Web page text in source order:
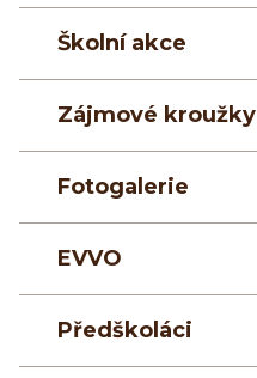
Školní akce
Zájmové kroužky
Fotogalerie
EVVO
Předškoláci